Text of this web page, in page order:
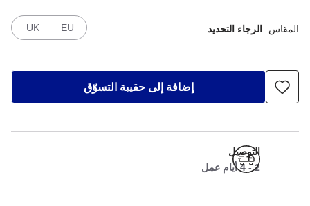
المقاس: الرجاء التحديد EU
UK
إضافة إلى حقيبة التسوّق
التوصيل
2 - 4 أيام عمل